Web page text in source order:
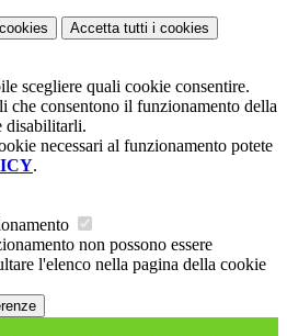
Accetta tutti i cookies
scegliere quali cookie consentire.
che consentono il funzionamento della
disabilitarli.
necessari al funzionamento potete
.
non possono essere
l'elenco nella pagina della cookie